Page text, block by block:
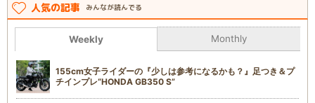
人気の記事 みんなが読んでる
Weekly Monthly
155cm女子ライダーの『少しは参考になるかも？』足つき＆プ
チインプレ“HONDA GB350 S”